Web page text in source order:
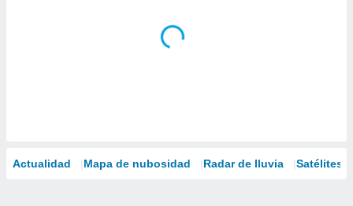
Actualidad Mapa de nubosidad Radar de lluvia Satélites